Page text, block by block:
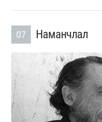
07 Наманчлал